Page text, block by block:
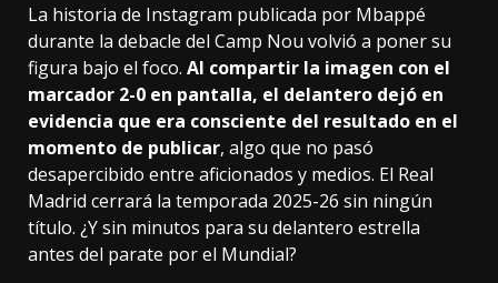
La historia de Instagram publicada por Mbappé
durante la debacle del Camp Nou volvió a poner su
figura bajo el foco. Al compartir la imagen con el
marcador 2-0 en pantalla, el delantero dejó en
evidencia que era consciente del resultado en el
momento de publicar, algo que no pasó
desapercibido entre aficionados y medios. El Real
Madrid cerrará la temporada 2025-26 sin ningún
título. ¿Y sin minutos para su delantero estrella
antes del parate por el Mundial?